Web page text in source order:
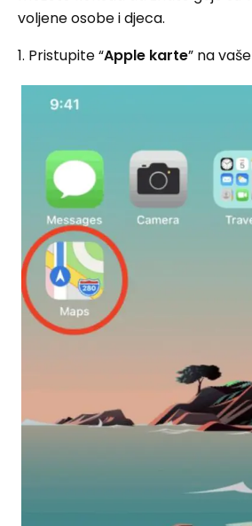
voljene osobe i djeca.
1. Pristupite “Apple karte” na